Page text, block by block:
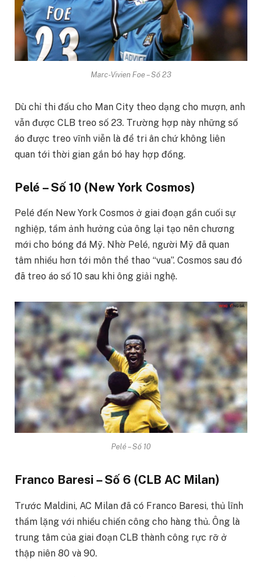
Marc-Vivien Foe – Số 23
Dù chỉ thi đấu cho Man City theo dạng cho mượn, anh
vẫn được CLB treo số 23. Trường hợp này những số
áo được treo vĩnh viễn là để tri ân chứ không liên
quan tới thời gian gắn bó hay hợp đồng.
Pelé – Số 10 (New York Cosmos)
Pelé đến New York Cosmos ở giai đoạn gần cuối sự
nghiệp, tầm ảnh hưởng của ông lại tạo nên chương
mới cho bóng đá Mỹ. Nhờ Pelé, người Mỹ đã quan
tâm nhiều hơn tới môn thể thao “vua”. Cosmos sau đó
đã treo áo số 10 sau khi ông giải nghệ.
Pelé – Số 10
Franco Baresi – Số 6 (CLB AC Milan)
Trước Maldini, AC Milan đã có Franco Baresi, thủ lĩnh
thầm lặng với nhiều chiến công cho hàng thủ. Ông là
trung tâm của giai đoạn CLB thành công rực rỡ ở
thập niên 80 và 90.